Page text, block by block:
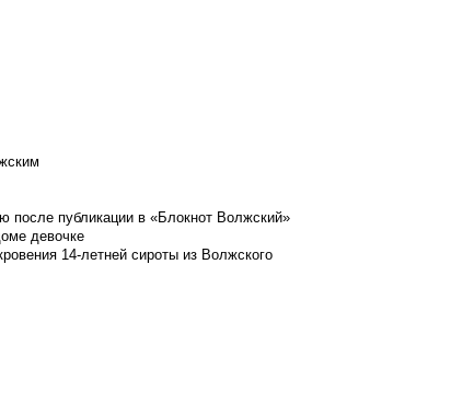
публикации в «Блокнот Волжский»
девочке
14-летней сироты из Волжского